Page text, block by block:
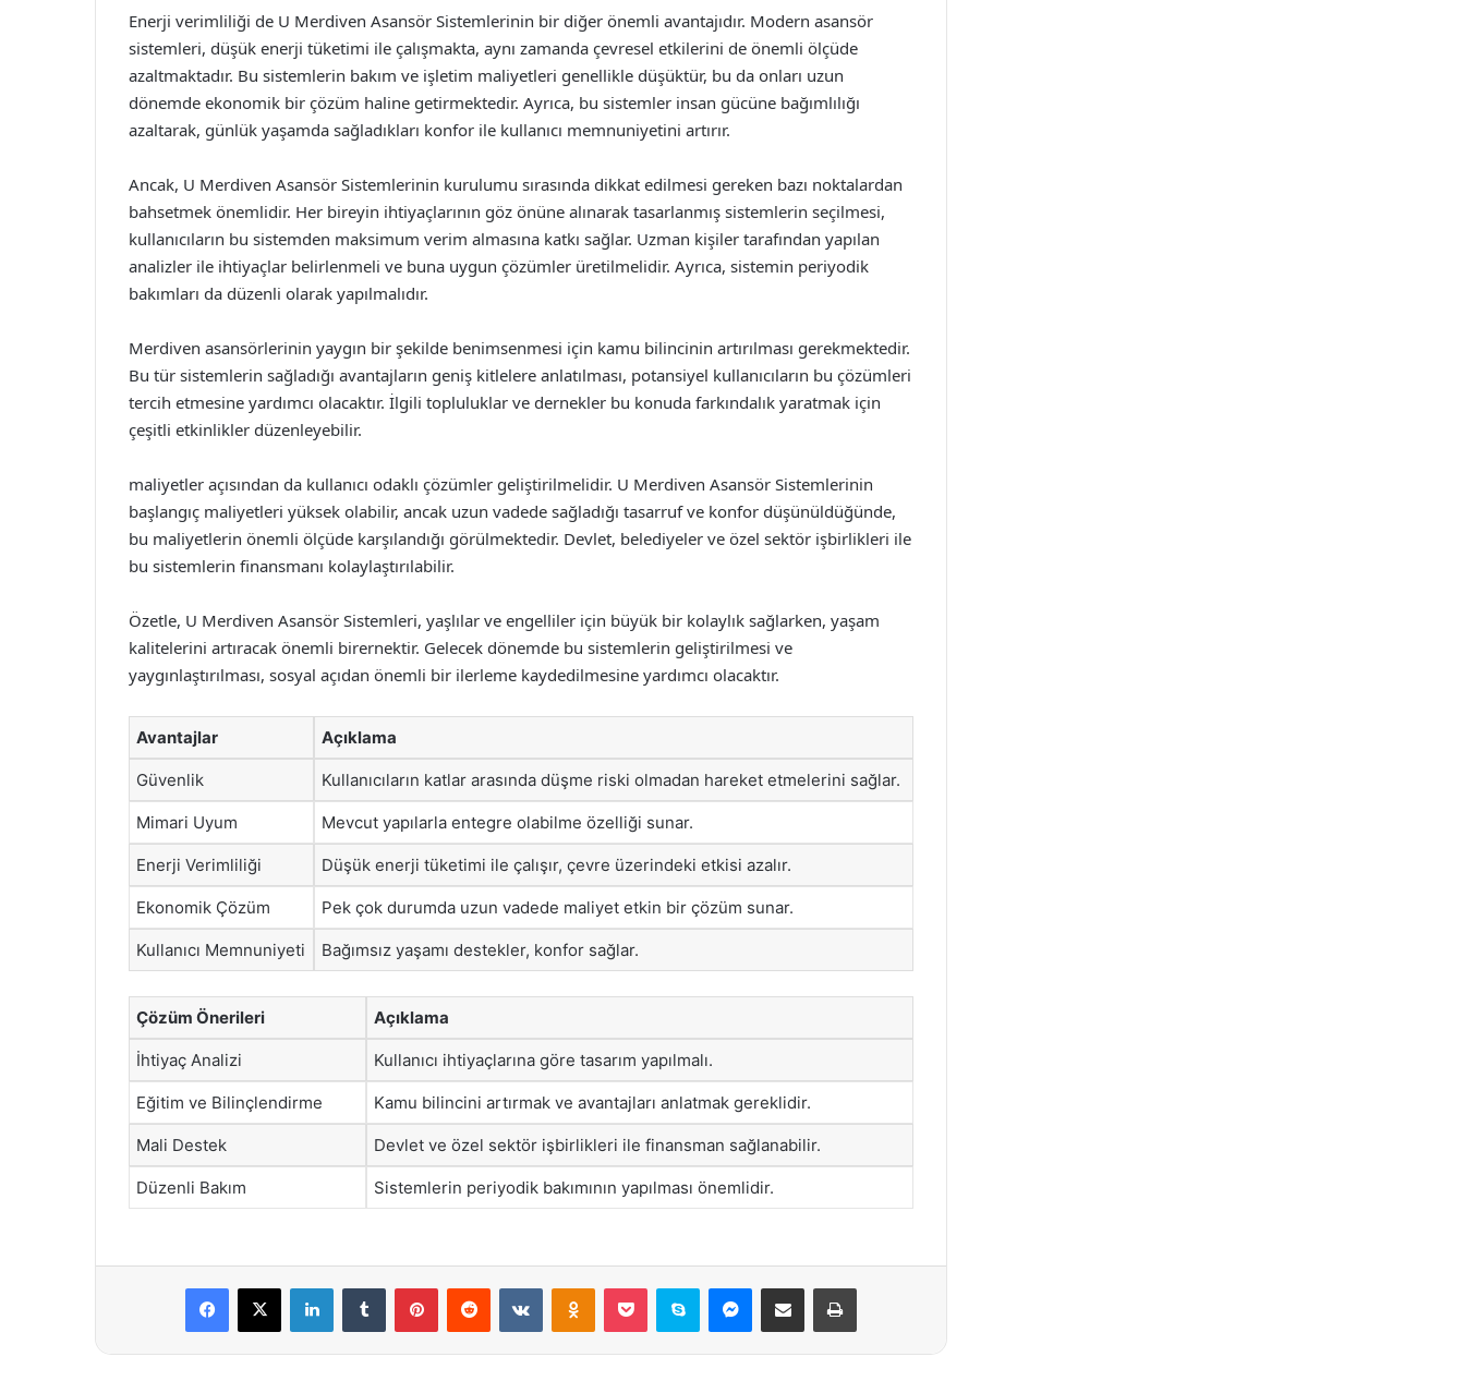
Enerji verimliliği de U Merdiven Asansör Sistemlerinin bir diğer önemli avantajıdır. Modern asansör
sistemleri, düşük enerji tüketimi ile çalışmakta, aynı zamanda çevresel etkilerini de önemli ölçüde
azaltmaktadır. Bu sistemlerin bakım ve işletim maliyetleri genellikle düşüktür, bu da onları uzun
dönemde ekonomik bir çözüm haline getirmektedir. Ayrıca, bu sistemler insan gücüne bağımlılığı
azaltarak, günlük yaşamda sağladıkları konfor ile kullanıcı memnuniyetini artırır.
Ancak, U Merdiven Asansör Sistemlerinin kurulumu sırasında dikkat edilmesi gereken bazı noktalardan
bahsetmek önemlidir. Her bireyin ihtiyaçlarının göz önüne alınarak tasarlanmış sistemlerin seçilmesi,
kullanıcıların bu sistemden maksimum verim almasına katkı sağlar. Uzman kişiler tarafından yapılan
analizler ile ihtiyaçlar belirlenmeli ve buna uygun çözümler üretilmelidir. Ayrıca, sistemin periyodik
bakımları da düzenli olarak yapılmalıdır.
Merdiven asansörlerinin yaygın bir şekilde benimsenmesi için kamu bilincinin artırılması gerekmektedir.
Bu tür sistemlerin sağladığı avantajların geniş kitlelere anlatılması, potansiyel kullanıcıların bu çözümleri
tercih etmesine yardımcı olacaktır. İlgili topluluklar ve dernekler bu konuda farkındalık yaratmak için
çeşitli etkinlikler düzenleyebilir.
maliyetler açısından da kullanıcı odaklı çözümler geliştirilmelidir. U Merdiven Asansör Sistemlerinin
başlangıç maliyetleri yüksek olabilir, ancak uzun vadede sağladığı tasarruf ve konfor düşünüldüğünde,
bu maliyetlerin önemli ölçüde karşılandığı görülmektedir. Devlet, belediyeler ve özel sektör işbirlikleri ile
bu sistemlerin finansmanı kolaylaştırılabilir.
Özetle, U Merdiven Asansör Sistemleri, yaşlılar ve engelliler için büyük bir kolaylık sağlarken, yaşam
kalitelerini artıracak önemli birernektir. Gelecek dönemde bu sistemlerin geliştirilmesi ve
yaygınlaştırılması, sosyal açıdan önemli bir ilerleme kaydedilmesine yardımcı olacaktır.
Avantajlar Açıklama
Güvenlik Kullanıcıların katlar arasında düşme riski olmadan hareket etmelerini sağlar.
Mimari Uyum Mevcut yapılarla entegre olabilme özelliği sunar.
Enerji Verimliliği Düşük enerji tüketimi ile çalışır, çevre üzerindeki etkisi azalır.
Ekonomik Çözüm Pek çok durumda uzun vadede maliyet etkin bir çözüm sunar.
Kullanıcı Memnuniyeti Bağımsız yaşamı destekler, konfor sağlar.
Çözüm Önerileri Açıklama
İhtiyaç Analizi Kullanıcı ihtiyaçlarına göre tasarım yapılmalı.
Eğitim ve Bilinçlendirme Kamu bilincini artırmak ve avantajları anlatmak gereklidir.
Mali Destek Devlet ve özel sektör işbirlikleri ile finansman sağlanabilir.
Düzenli Bakım Sistemlerin periyodik bakımının yapılması önemlidir.
Facebook
X LinkedInTumblr PinterestReddit VKontakteOdnoklassniki
Pocket Skype Messenger
E-Posta ile paylaş Yazdır